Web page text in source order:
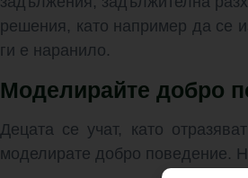
решения, като например да се
ги е наранило.
Моделирайте добро
Децата се учат, като
моделирате добро поведение.